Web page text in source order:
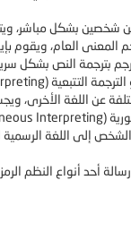
شخصين بشكل مباشر،
المعنى العام، ويقوم
بترجمة النص بشكل
التتبعية (
عن اللغة الأخرى،
(
Interpreting
إلى اللغة
أحد أنواع النظم